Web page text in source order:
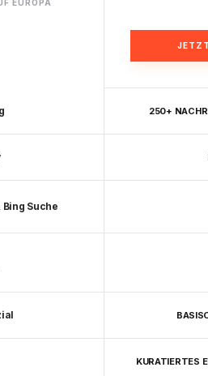
EUROPA
250+
Suche
KURATIERTES